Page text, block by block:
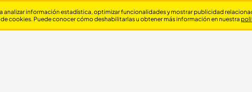
información estadística, optimizar funcionalidades y mostrar publicidad
cookies. Puede conocer cómo deshabilitarlas u obtener más información en nuestra